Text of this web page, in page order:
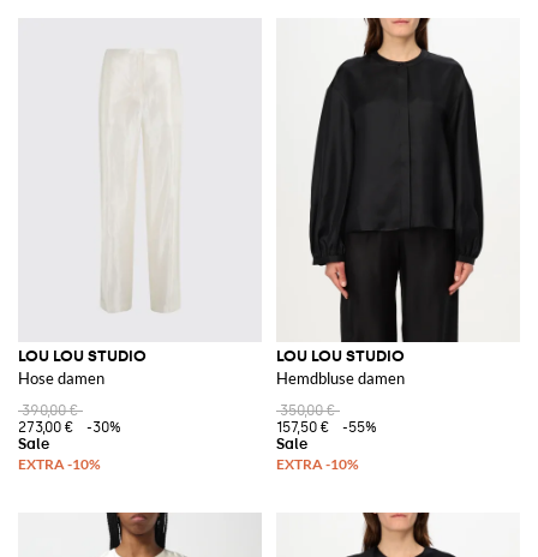
LOU LOU STUDIO
Hose damen
390,00 €
273,00 €
-30%
LOU LOU STUDIO
Hemdbluse damen
350,00 €
157,50 €
-55%